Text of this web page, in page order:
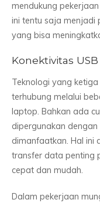
mendukung
ini tentu saja
yang bisa
Konektivitas
Teknologi yang
terhubung melalui
laptop. Bahkan ada
dipergunakan
dimanfaatkan. Hal ini
transfer data penting
cepat dan mudah.
Dalam pekerjaan